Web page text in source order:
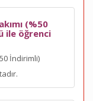
(%50
ile öğrenci
İndirimli)